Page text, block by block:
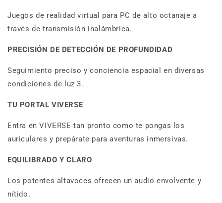
Juegos de realidad virtual para PC de alto octanaje a
través de transmisión inalámbrica.
PRECISIÓN DE DETECCIÓN DE PROFUNDIDAD
Seguimiento preciso y conciencia espacial en diversas
condiciones de luz 3.
TU PORTAL VIVERSE
Entra en VIVERSE tan pronto como te pongas los
auriculares y prepárate para aventuras inmersivas.
EQUILIBRADO Y CLARO
Los potentes altavoces ofrecen un audio envolvente y
nítido.